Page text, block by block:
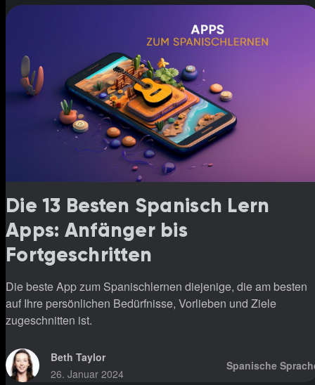
Die 13 Besten Spanisch Lern
Apps: Anfänger bis
Fortgeschritten
Die beste App zum Spanischlernen diejenige, die am besten
auf Ihre persönlichen Bedürfnisse, Vorlieben und Ziele
zugeschnitten ist.
Beth Taylor
26. Januar 2024
Spanische